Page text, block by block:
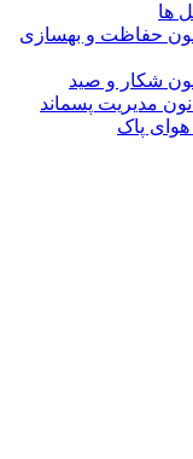
ها
حفاظت و بهسازی
شکار و صید
مدیریت پسماند
هوای پاک